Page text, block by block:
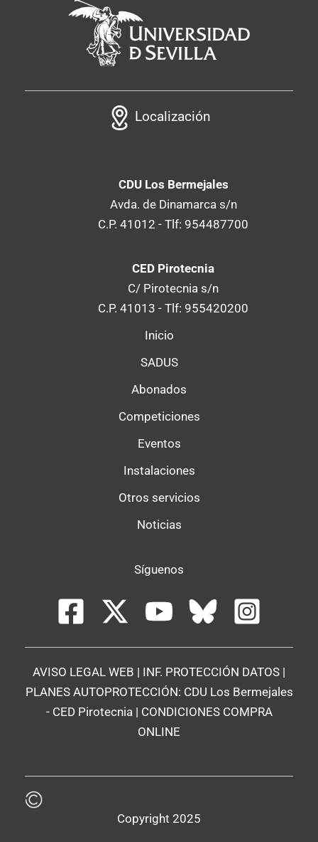
Localización
CDU Los Bermejales
Avda. de Dinamarca s/n
C.P. 41012 - Tlf: 954487700
CED Pirotecnia
C/ Pirotecnia s/n
C.P. 41013 - Tlf: 955420200
Inicio
SADUS
Abonados
Competiciones
Eventos
Instalaciones
Otros servicios
Noticias
Síguenos
AVISO LEGAL WEB | INF. PROTECCIÓN DATOS |
PLANES AUTOPROTECCIÓN: CDU Los Bermejales
- CED Pirotecnia| CONDICIONES COMPRA
ONLINE
Copyright 2025